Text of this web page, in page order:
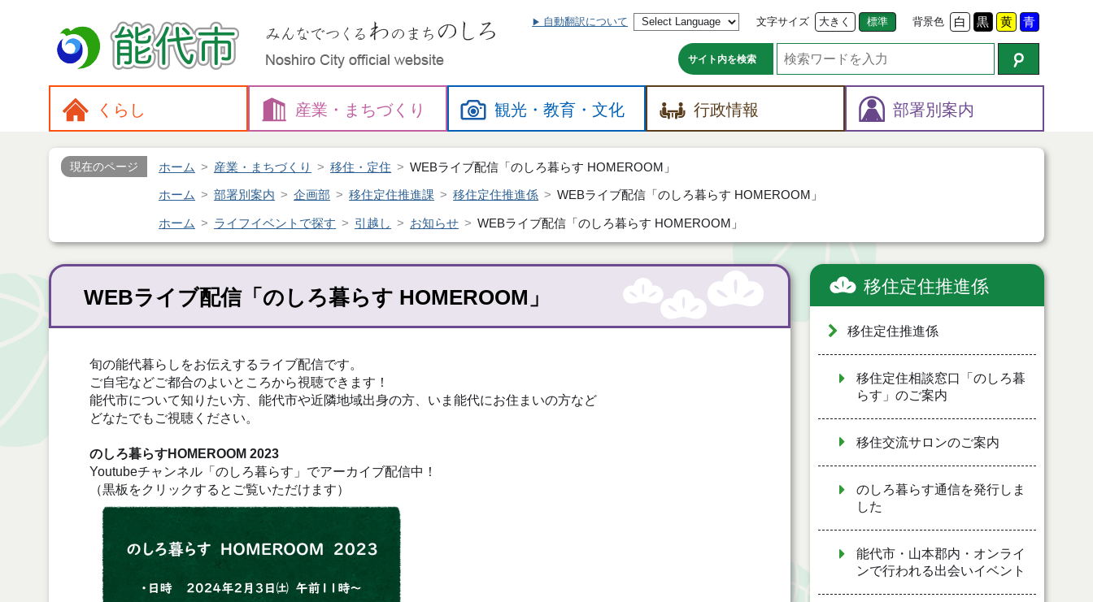
自動翻訳について 文字サイズ 大きく 標準 背景色 白 黒 黄 青
サイト内を検索
くらし 産業・ まちづくり 観光・教育・文化 行政情報 部署別案内
現在のページ ホーム 産業・まちづくり 移住・定住 WEBライブ配信「のしろ暮らす HOMEROOM」
ホーム 部署別案内 企画部 移住定住推進課 移住定住推進係 WEBライブ配信「のしろ暮らす HOMEROOM」
ホーム ライフイベントで探す 引越し お知らせ WEBライブ配信「のしろ暮らす HOMEROOM」
WEBライブ配信「のしろ暮らす HOMEROOM」
旬の能代暮らしをお伝えするライブ配信です。
ご自宅などご都合のよいところから視聴できます！
能代市について知りたい方、能代市や近隣地域出身の方、いま能代にお住まいの方など
どなたでもご視聴ください。
のしろ暮らすHOMEROOM 2023
Youtubeチャンネル「のしろ暮らす」でアーカイブ配信中！
（黒板をクリックするとご覧いただけます）
移住定住推進係
移住定住推進係
移住定住相談窓口「のしろ暮
らす」のご案内
移住交流サロンのご案内
のしろ暮らす通信を発行しま
した
能代市・山本郡内・オンライ
ンで行われる出会いイベント